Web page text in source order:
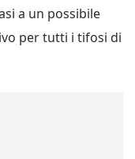
a un possibile
per tutti i tifosi di